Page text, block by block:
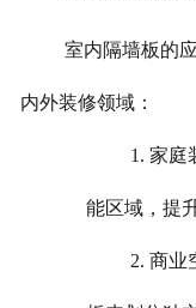
室内隔墙板的
内外装修领域：
1. 家庭
能区域，提
2. 商业